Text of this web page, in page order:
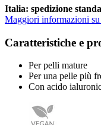
Italia: spedizione
Maggiori informazioni su
Caratteristiche e
Per pelli mature
Per una pelle più
Con acido